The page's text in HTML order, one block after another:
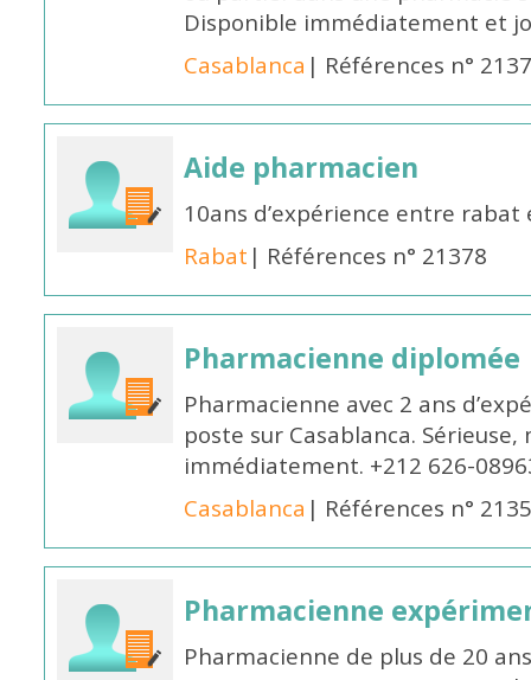
Disponible immédiatement et
Casablanca | Références n°
Aide pharmacien
10ans d’expérience entre
Rabat | Références n° 21378
Pharmacienne diplomée
Pharmacienne avec 2 ans
poste sur Casablanca.
immédiatement. +212 626-
Casablanca | Références n°
Pharmacienne
Pharmacienne de plus de 20